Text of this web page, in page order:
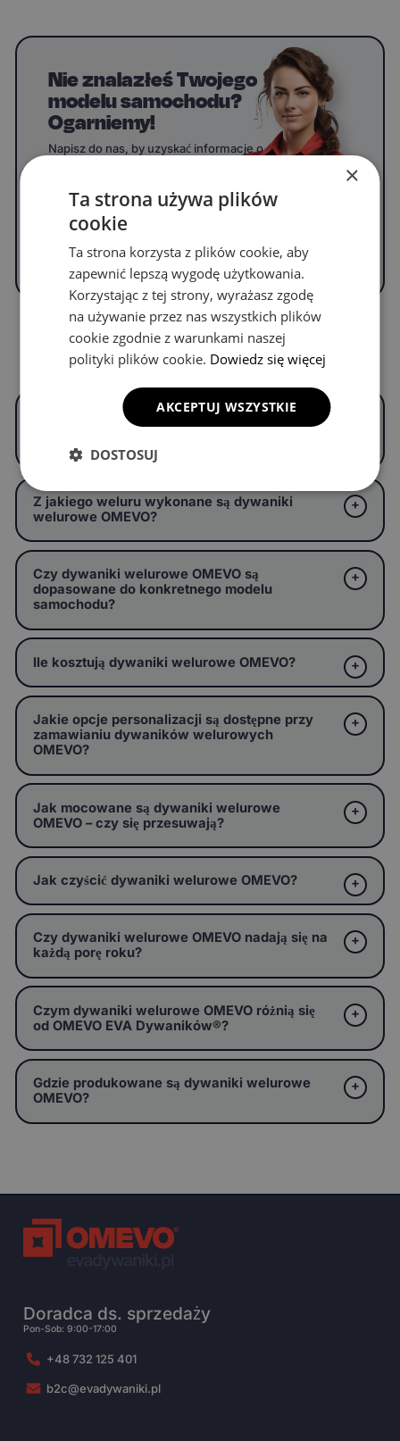
Nie znalazłeś Twojego
modelu samochodu?
Ogarniemy!
Napisz do nas, by uzyskać informacje o
WYPEŁNIJ FORMULARZ
Częste pytania
Czym są dywaniki welurowe OMEVO i czym
różnią się od standardowych dywaników
welurowych?
Z jakiego weluru wykonane są dywaniki
welurowe OMEVO?
Czy dywaniki welurowe OMEVO są
dopasowane do konkretnego modelu
samochodu?
Ile kosztują dywaniki welurowe OMEVO?
Jakie opcje personalizacji są dostępne przy
zamawianiu dywaników welurowych
OMEVO?
Jak mocowane są dywaniki welurowe
OMEVO – czy się przesuwają?
Jak czyścić dywaniki welurowe OMEVO?
Czy dywaniki welurowe OMEVO nadają się na
każdą porę roku?
Czym dywaniki welurowe OMEVO różnią się
od OMEVO EVA Dywaników®?
Gdzie produkowane są dywaniki welurowe
OMEVO?
Doradca ds. sprzedaży
Pon-Sob: 9:00-17:00
+48 732 125 401
b2c@evadywaniki.pl
×
Ta strona używa plików
cookie
Ta strona korzysta z plików cookie, aby
zapewnić lepszą wygodę użytkowania.
Korzystając z tej strony, wyrażasz zgodę
na używanie przez nas wszystkich plików
cookie zgodnie z warunkami naszej
polityki plików cookie. Dowiedz się więcej
AKCEPTUJ WSZYSTKIE
DOSTOSUJ